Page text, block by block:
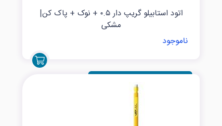
اتود استابیلو گریپ دار ۰.۵ + نوک + پاک کن|
مشکی
ناموجود